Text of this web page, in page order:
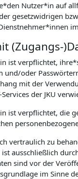
Nutzer*in auf
gesetzwidrigen
(Zugangs-
ist verpflichtet,
und/oder
mit der
der JKU
ist verpflichtet, die
vertraulich zu
ausschließlich
sind vor der
im Sinne